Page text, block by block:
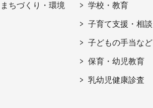
まちづくり・環境 学校・教育
子育て支援・相談
子どもの手当など
保育・幼児教育
乳幼児健康診査